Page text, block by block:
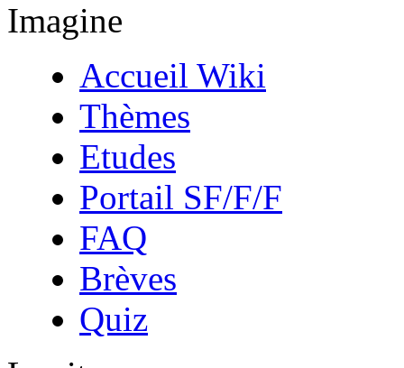
Imagine
Accueil Wiki
Thèmes
Etudes
Portail SF/F/F
FAQ
Brèves
Quiz